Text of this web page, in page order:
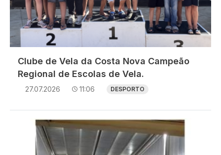
Clube de Vela da Costa Nova Campeão
Regional de Escolas de Vela.
27.07.2026 11:06 DESPORTO
Imagem